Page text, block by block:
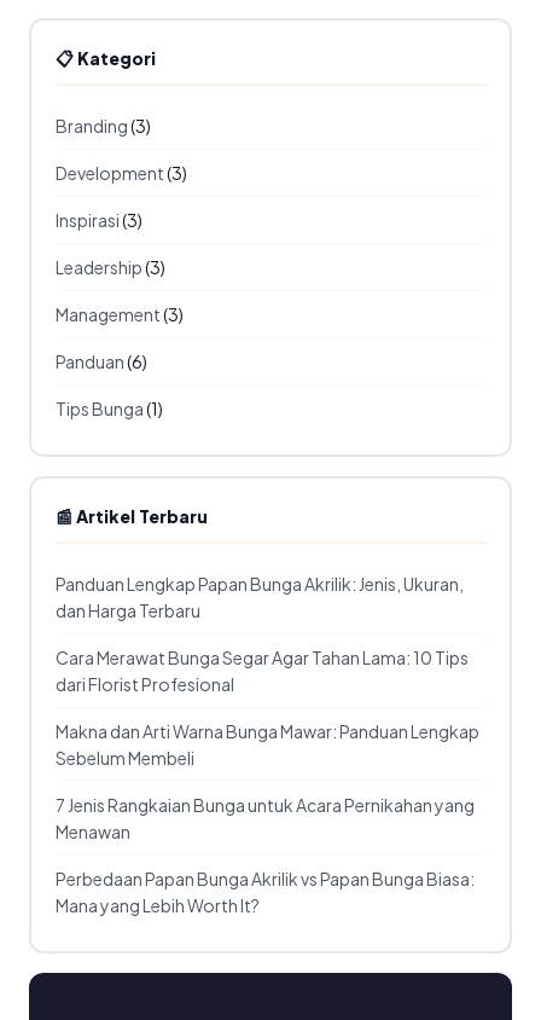
📋 Kategori
Branding(3)
Development(3)
Inspirasi(3)
Leadership(3)
Management(3)
Panduan(6)
Tips Bunga(1)
📰 Artikel Terbaru
Panduan Lengkap Papan Bunga Akrilik: Jenis, Ukuran,
dan Harga Terbaru
Cara Merawat Bunga Segar Agar Tahan Lama: 10 Tips
dari Florist Profesional
Makna dan Arti Warna Bunga Mawar: Panduan Lengkap
Sebelum Membeli
7 Jenis Rangkaian Bunga untuk Acara Pernikahan yang
Menawan
Perbedaan Papan Bunga Akrilik vs Papan Bunga Biasa:
Mana yang Lebih Worth It?